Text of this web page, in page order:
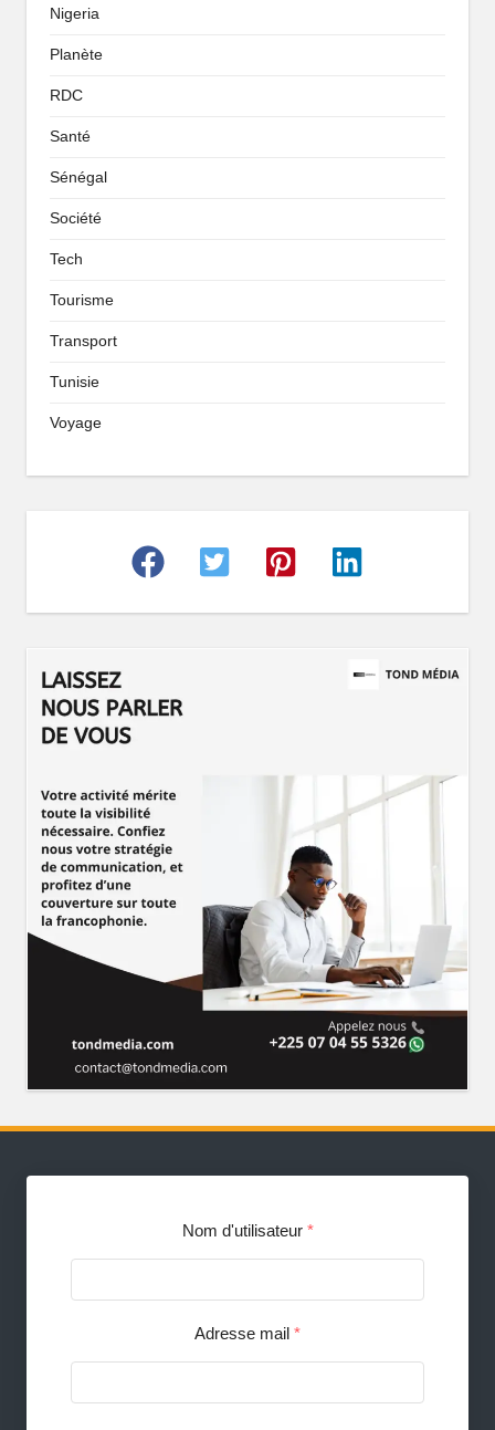
Nigeria
Planète
RDC
Santé
Sénégal
Société
Tech
Tourisme
Transport
Tunisie
Voyage
Nom d'utilisateur *
Adresse mail *